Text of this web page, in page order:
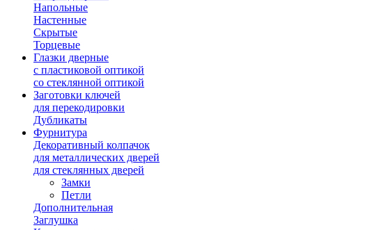
Напольные
Настенные
Скрытые
Торцевые
Глазки дверные
с пластиковой оптикой
со стеклянной оптикой
Заготовки ключей
для перекодировки
Дубликаты
Фурнитура
Декоративный колпачок
для металлических дверей
для стеклянных дверей
Замки
Петли
Дополнительная
Заглушка